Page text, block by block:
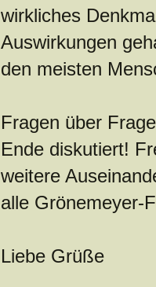
wirkliches
Auswirkungen
den meisten
Fragen über
Ende diskutiert!
weitere
alle Grönemeyer-
Liebe Grüße